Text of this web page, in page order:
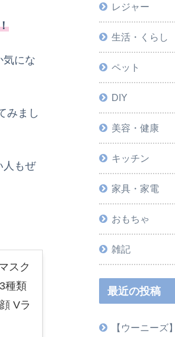
気にな
みまし
人もぜ
スク
種類
Vラ
レジャー
生活・くらし
ペット
DIY
美容・健康
キッチン
家具・家電
おもちゃ
雑記
最近の投稿
【ウーニーズ